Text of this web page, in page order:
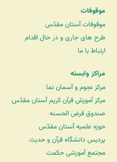
موقوفات
موقوفات آستان مقدّس
طرح های جاری و در حال اقدام
ارتباط با ما
مراکز وابسته
مرکز نجوم و آسمان نما
مرکز آموزش قرآن کریم آستان مقدّس
صندوق قرض الحسنه
حوزه علمیه آستان مقدّس
پردیس دانشگاه قرآن و حدیث
مجتمع آموزشی حکمت